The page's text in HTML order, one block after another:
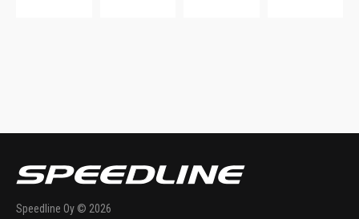
Speedline Oy © 2026